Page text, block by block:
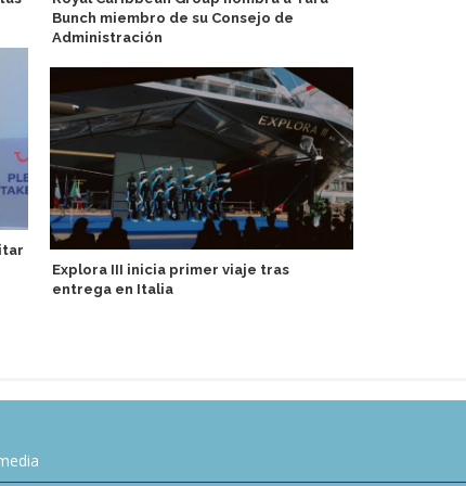
Bunch miembro de su Consejo de
Administración
Explora III inicia primer viaje tras
entrega en Italia